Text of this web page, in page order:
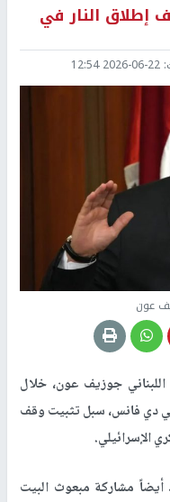
إطلاق النار في
2026-06-22 12:54
عون
جوزيف عون، خلال
دي فانس، سبل تثبيت وقف
الإسرائيلي.
أيضاً مشاركة مبعوث البيت